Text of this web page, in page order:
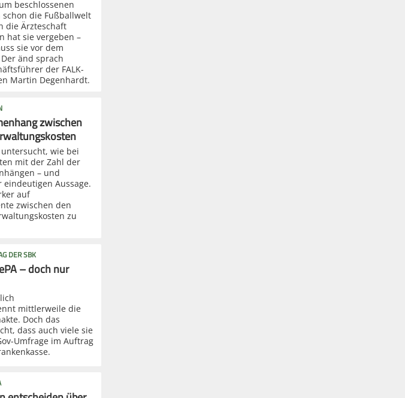
beschlossenen
schon die Fußballwelt
die Ärzteschaft
hat sie vergeben –
sie vor dem
änd sprach
der FALK-
Martin Degenhardt.
zwischen
wie bei
mit der Zahl der
– und
Aussage.
auf
zwischen den
zu
DER SBK
– doch nur
mittlerweile die
Doch das
dass auch viele sie
Umfrage im Auftrag